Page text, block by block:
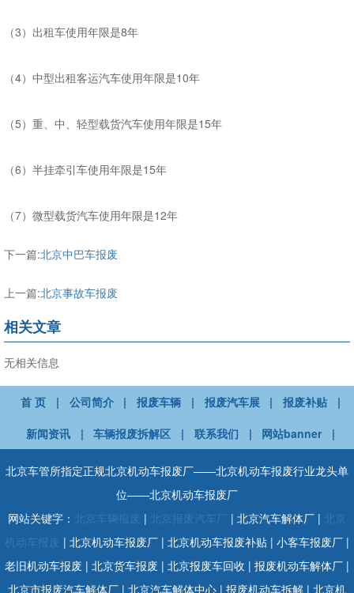
（3）出租车使用年限是8年
（4）中型出租客运汽车使用年限是10年
（5）重、中、轻型载货汽车使用年限是15年
（6）半挂牵引车使用年限是15年
（7）微型载货汽车使用年限是12年
下一篇:北京中巴车报废
上一篇:北京事故车报废
相关文章
无相关信息
首 页 | 公司简介 | 报废车辆 | 报废汽车展 | 报废补贴
|
新闻资讯
| 车辆报废拆解区 | 联系我们 | 网站banner |
北京车管所指定正规北京机动车报废厂——北京机动车报废行业龙头单
位——北京机动车报废厂
网站关键字：
北京车辆报废 | 北京报废汽车厂 | 北京汽车解体厂 |
北京
机动车报废 | 北京机动车报废厂 | 北京机动车报废补贴 | 小客车报废厂 |
老旧机动车报废 | 北京货车报废 | 北京报废车回收 | 报废机动车解体厂 |
北京市报废汽车解体厂 | 北京汽车解体中心 | 报废机动车拆解 | 北京机